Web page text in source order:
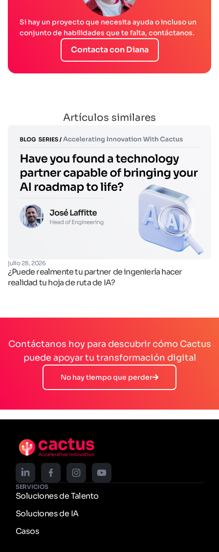
Si hay un proyecto que necesita ayuda o incluso un
conjunto de habilidades que te falta, contáctanos.
Contacta con Diana
Artículos similares
julio 28, 2026
¿Puede realmente tu partner de ingeniería hacer
realidad tu hoja de ruta de IA?
Contáctanos hoy para descubrir cómo Cactus
puede apoyar tu transformación digital
No hay tiempo que perder
SERVICIOS
Soluciones de Talento
Soluciones de IA
Casos